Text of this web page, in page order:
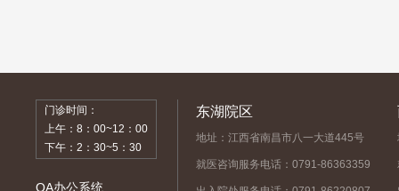
门诊时间：
上午：8：00~12：00
下午：2：30~5：30
OA办公系统
东湖院区
地址：江西省南昌市八一大道445号
就医咨询服务电话：0791-86363359